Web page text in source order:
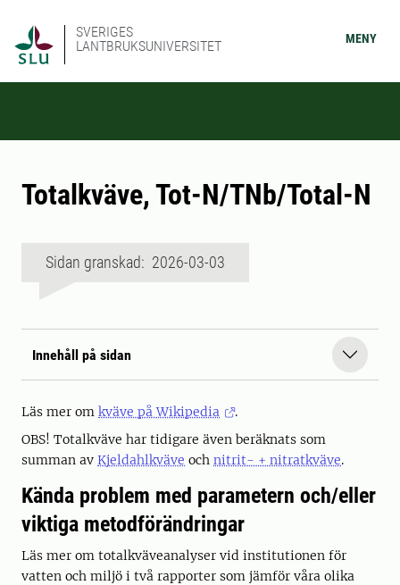
SVERIGES
LANTBRUKSUNIVERSITET
MENY
Totalkväve, Tot-N/TNb/Total-N
Sidan granskad: 2026-03-03
Innehåll på sidan
Läs mer om kväve på Wikipedia
.
OBS! Totalkväve har tidigare även beräknats som
summan av Kjeldahlkväve och nitrit- + nitratkväve.
Kända problem med parametern och/eller
viktiga metodförändringar
Läs mer om totalkväveanalyser vid institutionen för
vatten och miljö i två rapporter som jämför våra olika